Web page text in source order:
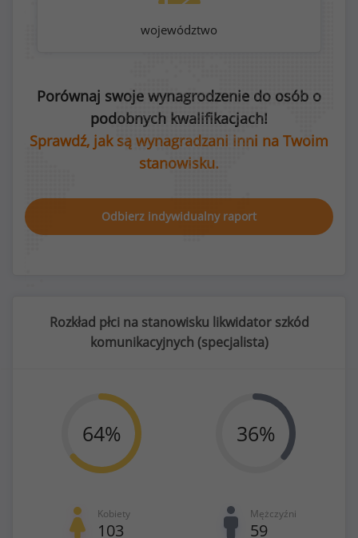
województwo
Porównaj swoje wynagrodzenie do osób o
podobnych kwalifikacjach!
Sprawdź, jak są wynagradzani inni na Twoim
stanowisku.
Odbierz indywidualny raport
Rozkład płci na stanowisku likwidator szkód
komunikacyjnych (specjalista)
64%
Kobiety
103
36%
Mężczyźni
59